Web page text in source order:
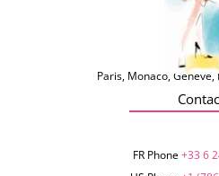
Paris, Monaco,
FR Phone+33 6